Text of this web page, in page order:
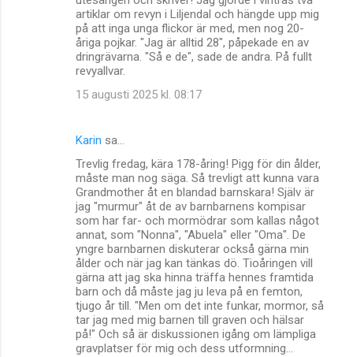
artiklar om revyn i Liljendal och hängde upp mig
på att inga unga flickor är med, men nog 20-
åriga pojkar. "Jag är alltid 28", påpekade en av
dringrävarna. "Så e de", sade de andra. På fullt
revyallvar.
15 augusti 2025 kl. 08:17
Karin sa…
Trevlig fredag, kära 178-åring! Pigg för din ålder,
måste man nog säga. Så trevligt att kunna vara
Grandmother åt en blandad barnskara! Själv är
jag "murmur" åt de av barnbarnens kompisar
som har far- och mormödrar som kallas något
annat, som "Nonna", "Abuela" eller "Oma". De
yngre barnbarnen diskuterar också gärna min
ålder och när jag kan tänkas dö. Tioåringen vill
gärna att jag ska hinna träffa hennes framtida
barn och då måste jag ju leva på en femton,
tjugo år till. "Men om det inte funkar, mormor, så
tar jag med mig barnen till graven och hälsar
på!" Och så är diskussionen igång om lämpliga
gravplatser för mig och dess utformning...